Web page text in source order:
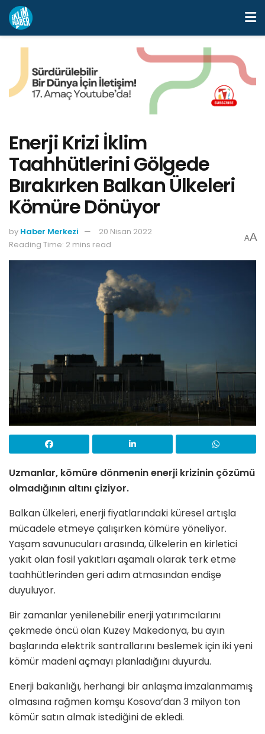
Enerji Krizi İklim
Taahhütlerini Gölgede
Bırakırken Balkan Ülkeleri
Kömüre Dönüyor
by Haber Merkezi
20 Nisan 2022
Reading Time: 2 mins read
AA
Uzmanlar, kömüre dönmenin enerji krizinin çözümü
olmadığının altını çiziyor.
Balkan ülkeleri, enerji fiyatlarındaki küresel artışla
mücadele etmeye çalışırken kömüre yöneliyor.
Yaşam savunucuları arasında, ülkelerin en kirletici
yakıt olan fosil yakıtları aşamalı olarak terk etme
taahhütlerinden geri adım atmasından endişe
duyuluyor.
Bir zamanlar yenilenebilir enerji yatırımcılarını
çekmede öncü olan Kuzey Makedonya, bu ayın
başlarında elektrik santrallarını beslemek için iki yeni
kömür madeni açmayı planladığını duyurdu.
Enerji bakanlığı, herhangi bir anlaşma imzalanmamış
olmasına rağmen komşu Kosova’dan 3 milyon ton
kömür satın almak istediğini de ekledi.